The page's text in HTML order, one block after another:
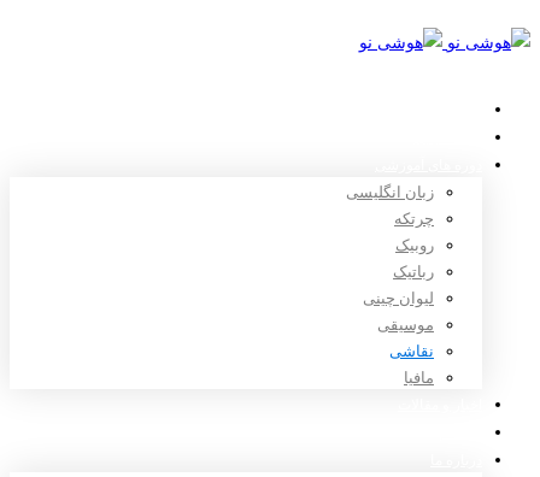
زبان انگلیسی
چرتکه
روبیک
رباتیک
لیوان چینی
موسیقی
نقاشی
مافیا